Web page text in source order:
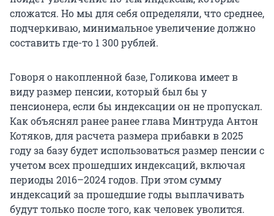
сложатся. Но мы для себя определяли, что среднее,
подчеркиваю, минимальное увеличение должно
составить где-то 1 300 рублей.
Говоря о накопленной базе, Голикова имеет в
виду размер пенсии, который был бы у
пенсионера, если бы индексации он не пропускал.
Как объяснял ранее ранее глава Минтруда Антон
Котяков, для расчета размера прибавки в 2025
году за базу будет использоваться размер пенсии с
учетом всех прошедших индексаций, включая
периоды 2016–2024 годов. При этом сумму
индексаций за прошедшие годы выплачивать
будут только после того, как человек уволится.